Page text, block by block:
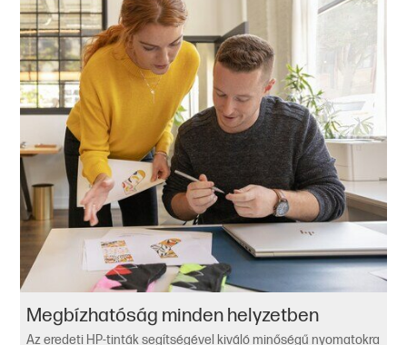
Megbízhatóság minden helyzetben
Az eredeti HP-tinták segítségével kiváló minőségű nyomatokra